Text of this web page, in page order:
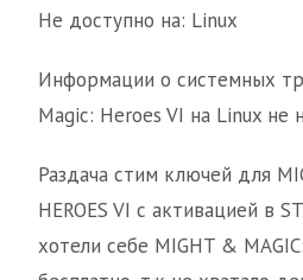
Не доступно на: Linux
Информации о системных
Magic: Heroes VI на Linux не
Раздача стим ключей для
HEROES VI с активацией в
хотели себе MIGHT &